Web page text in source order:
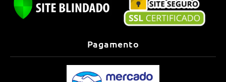
Pagamento